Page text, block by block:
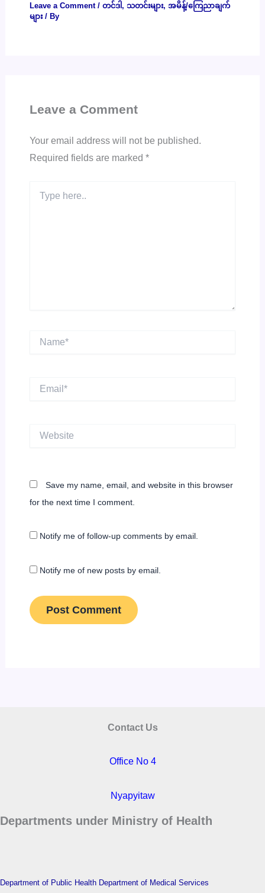
Leave a Comment / တင်ဒါ , သတင်းများ, အမိန့်/ကြေညာချက်
များ/ By
Leave a Comment
Your email address will not be published.
Required fields are marked *
here..
Name*
Save my name, email, and website in this browser
for the next time I comment.
Notify me of follow-up comments by email.
Notify me of new posts by email.
Contact Us
Office No 4
Nyapyitaw
Departments under Ministry of Health
Department of Public Health Department of Medical Services